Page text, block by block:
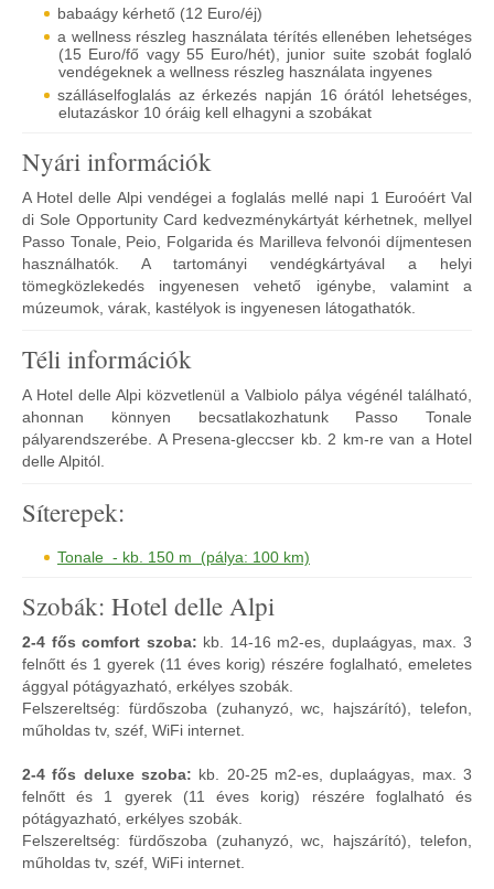
babaágy kérhető (12 Euro/éj)
a wellness részleg használata térítés ellenében lehetséges
(15 Euro/fő vagy 55 Euro/hét), junior suite szobát foglaló
vendégeknek a wellness részleg használata ingyenes
szálláselfoglalás az érkezés napján 16 órától lehetséges,
elutazáskor 10 óráig kell elhagyni a szobákat
Nyári információk
A Hotel delle Alpi vendégei a foglalás mellé napi 1 Euroóért Val
di Sole Opportunity Card kedvezménykártyát kérhetnek, mellyel
Passo Tonale, Peio, Folgarida és Marilleva felvonói díjmentesen
használhatók. A tartományi vendégkártyával a helyi
tömegközlekedés ingyenesen vehető igénybe, valamint a
múzeumok, várak, kastélyok is ingyenesen látogathatók.
Téli információk
A Hotel delle Alpi közvetlenül a Valbiolo pálya végénél található,
ahonnan könnyen becsatlakozhatunk Passo Tonale
pályarendszerébe. A Presena-gleccser kb. 2 km-re van a Hotel
delle Alpitól.
Síterepek:
Tonale - kb. 150 m (pálya: 100 km)
Szobák: Hotel delle Alpi
2-4 fős comfort szoba: kb. 14-16 m2-es, duplaágyas, max. 3
felnőtt és 1 gyerek (11 éves korig) részére foglalható, emeletes
ággyal pótágyazható, erkélyes szobák.
Felszereltség: fürdőszoba (zuhanyzó, wc, hajszárító), telefon,
műholdas tv, széf, WiFi internet.
2-4 fős deluxe szoba: kb. 20-25 m2-es, duplaágyas, max. 3
felnőtt és 1 gyerek (11 éves korig) részére foglalható és
pótágyazható, erkélyes szobák.
Felszereltség: fürdőszoba (zuhanyzó, wc, hajszárító), telefon,
műholdas tv, széf, WiFi internet.